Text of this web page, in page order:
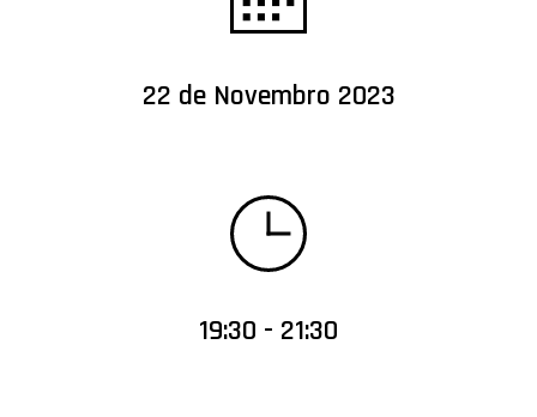
22 de Novembro 2023
19:30 - 21:30